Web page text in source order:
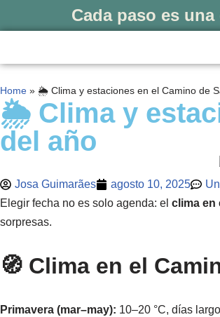
Cada paso es
Home » 🌦️ Clima y estaciones en el Camino de
🌦️ Clima y
del año
Josa Guimarães agosto 10, 2025
Elegir fecha no es solo agenda: el clima en
sorpresas.
🧭 Clima en el
Primavera (mar–may): 10–20 °C, días